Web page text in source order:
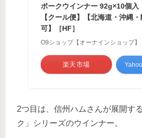
ポークウインナー 92g×10個入
【クール便】【北海道・沖縄
可】［HF］
O9ショップ【オーナインショップ】
楽天市場
2つ目は、信州ハムさんが展開す
ク」シリーズのウインナー。